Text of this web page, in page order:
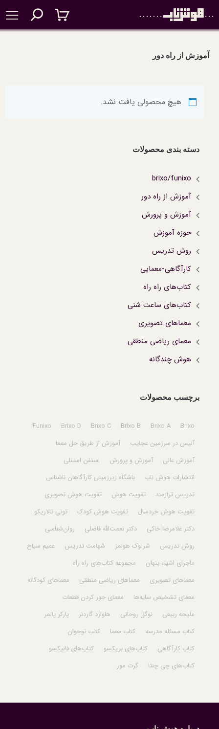
آموزش از راه دور
هیچ محصولی یافت نشد.
دسته بندی محصولات
brixo/funixo
آموزش از راه دور
آموزش و پرورش
حوزه آموزش
روش تدریس
کارآگاهی-معمایی
کتاب‌های راه راه
کتاب‌های ساعت شنی
معماهای تصویری
معمای ریاضی منطقی
هوش چندگانه
برچسب محصولات
Brixo
Brixo A
Brixo B
Brixo C
Brixo D
Funixo
آلیس در سرزمین عجایب
آموزش از طریق حل معما
آموزش عالی
آموزش و پرورش
استفن استنلی
انتشارات هوش ناب
باشگاه زیرزمینی کارآگاهان ناشناس
تدریس ترازمند
تقویت هوش
تقویت هوش تصویری
تقویت هوش خردسال
تقویت هوش کودک
تونی تالاریکو
دکتر غلامرضا خاکی
دکتر نعمت‌الله فاضلی
روان‌شناسی
روش تدریس
شرلوک هولمز شهامت تدریس
عمیم سیاح
ماجرای اشیاء پنهان
مجموعه کتاب‌های راه راه
معماهای تصویری
معماهای ریاضی منطقی
معماهای کودکانه
معمای تشخیص سایه‌ها
معمای جور کردن قطعات
ملیحه ربیعی
نوگل روحانی هاوارد گاردنر
پارکر پالمر
کتاب مسئله مدرسه
کتاب معما
کتاب نوجوان
کتاب کارآگاهی
کتاب‌های بریکسو
کتاب‌های فانیکسو
کتاب‌های چی چنتا
گرت مور